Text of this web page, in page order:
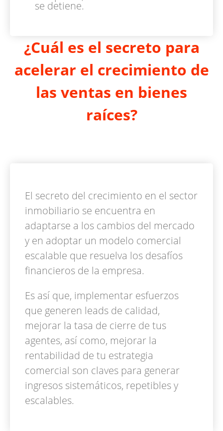
se detiene.
¿Cuál es el secreto para
acelerar el crecimiento de
las ventas en bienes
raíces?
El secreto del crecimiento en el sector
inmobiliario se encuentra en
adaptarse a los cambios del mercado
y en adoptar un modelo comercial
escalable que resuelva los desafíos
financieros de la empresa.
Es así que, implementar esfuerzos
que generen leads de calidad,
mejorar la tasa de cierre de tus
agentes, así como, mejorar la
rentabilidad de tu estrategia
comercial son claves para generar
ingresos sistemáticos, repetibles y
escalables.